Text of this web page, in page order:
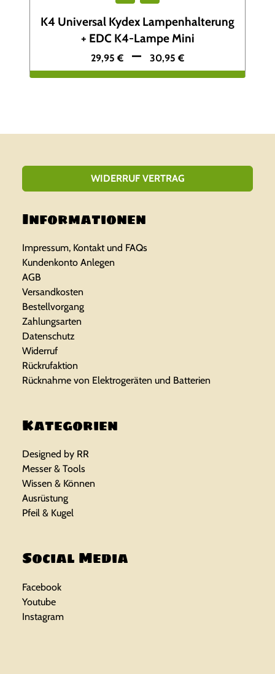
K4 Universal Kydex Lampenhalterung
+ EDC K4-Lampe Mini
29,95€ – 30,95€
WIDERRUF VERTRAG
Informationen
Impressum, Kontakt und FAQs
Kundenkonto Anlegen
AGB
Versandkosten
Bestellvorgang
Zahlungsarten
Datenschutz
Widerruf
Rückrufaktion
Rücknahme von Elektrogeräten und Batterien
Kategorien
Designed by RR
Messer & Tools
Wissen & Können
Ausrüstung
Pfeil & Kugel
Social Media
Facebook
Youtube
Instagram